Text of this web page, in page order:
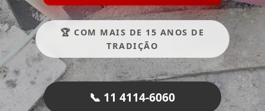
🏆 COM MAIS DE 15 ANOS DE
TRADIÇÃO
📞 11 4114-6060